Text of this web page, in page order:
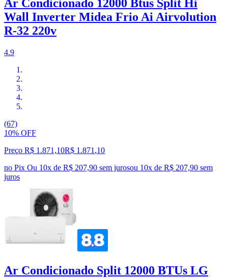
Ar Condicionado 12000 Btus Split Hi
Wall Inverter Midea Frio Ai Airvolution
R-32 220v
4.9
(67)
10% OFF
Preço R$ 1.871,10R$ 1.871 ,10
no Pix Ou 10x de R$ 207,90 sem jurosou 10x de R$ 207,90 sem
juros
Ar Condicionado Split 12000 BTUs LG